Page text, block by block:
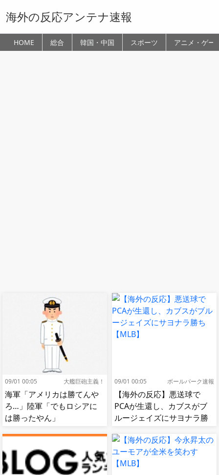
海外の反応アンテナ速報
HOME 総合 韓国・中国 スポーツ アニメ・ゲー
09/01 00:05 大艦巨砲主義！
海軍「アメリカは勝てんや
ろ…」陸軍「でもロシアに
は勝ったやん」
09/01 00:05 ボールパーク速報
【海外の反応】悪送球で
PCAが生還し、カブスがブ
ルージェイズにサヨナラ勝